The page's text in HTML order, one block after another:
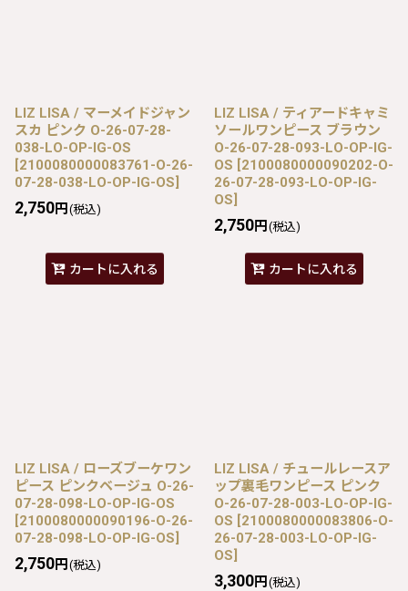
LIZ LISA / マーメイドジャン
スカ ピンク O-26-07-28-
038-LO-OP-IG-OS
[2100080000083761-O-26-
07-28-038-LO-OP-IG-OS]
2,750円 (税込)
カートに入れる
LIZ LISA / ティアードキャミ
ソールワンピース ブラウン
O-26-07-28-093-LO-OP-IG-
OS [2100080000090202-O-
26-07-28-093-LO-OP-IG-
OS]
2,750円 (税込)
カートに入れる
LIZ LISA / ローズブーケワン
ピース ピンクベージュ O-26-
07-28-098-LO-OP-IG-OS
[2100080000090196-O-26-
07-28-098-LO-OP-IG-OS]
2,750円 (税込)
LIZ LISA / チュールレースア
ップ裏毛ワンピース ピンク
O-26-07-28-003-LO-OP-IG-
OS [2100080000083806-O-
26-07-28-003-LO-OP-IG-
OS]
3,300円 (税込)